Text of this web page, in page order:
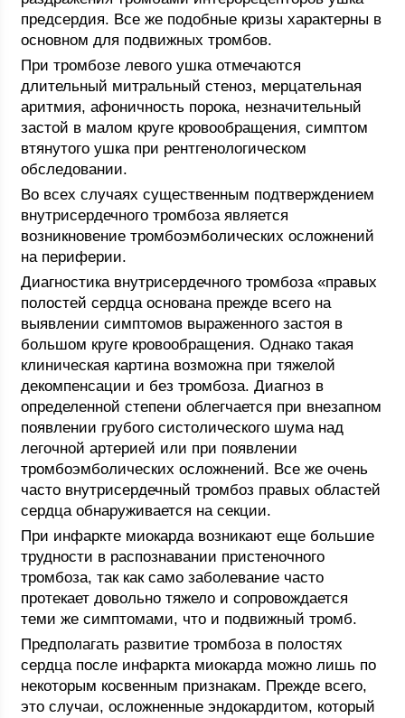
предсердия. Все же подобные кризы характерны в
основном для подвижных тромбов.
При тромбозе левого ушка отмечаются
длительный митральный стеноз, мерцательная
аритмия, афоничность порока, незначительный
застой в малом круге кровообращения, симптом
втянутого ушка при рентгенологическом
обследовании.
Во всех случаях существенным подтверждением
внутрисердечного тромбоза является
возникновение тромбоэмболических осложнений
на периферии.
Диагностика внутрисердечного тромбоза «правых
полостей сердца основана прежде всего на
выявлении симптомов выраженного застоя в
большом круге кровообращения. Однако такая
клиническая картина возможна при тяжелой
декомпенсации и без тромбоза. Диагноз в
определенной степени облегчается при внезапном
появлении грубого систолического шума над
легочной артерией или при появлении
тромбоэмболических осложнений. Все же очень
часто внутрисердечный тромбоз правых областей
сердца обнаруживается на секции.
При инфаркте миокарда возникают еще большие
трудности в распознавании пристеночного
тромбоза, так как само заболевание часто
протекает довольно тяжело и сопровождается
теми же симптомами, что и подвижный тромб.
Предполагать развитие тромбоза в полостях
сердца после инфаркта миокарда можно лишь по
некоторым косвенным признакам. Прежде всего,
это случаи, осложненные эндокардитом, который